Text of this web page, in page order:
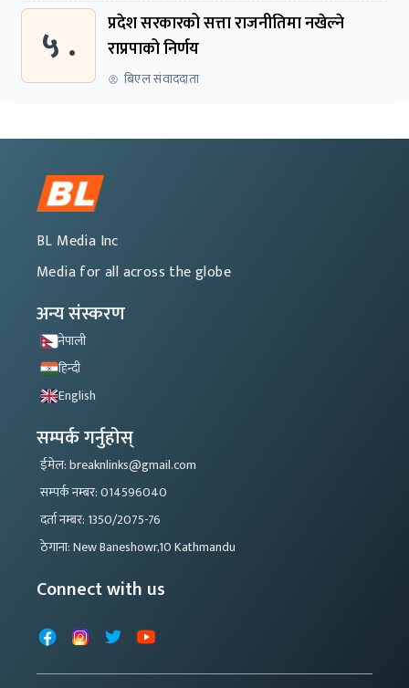
५ .
प्रदेश सरकारको सत्ता राजनीतिमा नखेल्ने
राप्रपाको निर्णय
बिएल संवाददाता
BL Media Inc
Media for all across the globe
अन्य संस्करण
नेपाली
हिन्दी
English
सम्पर्क गर्नुहोस्
ईमेल: breaknlinks@gmail.com
सम्पर्क नम्बर: 014596040
दर्ता नम्बर: 1350/2075-76
ठेगाना: New Baneshowr,10 Kathmandu
Connect with us
FacebookInstagram
X YouTube